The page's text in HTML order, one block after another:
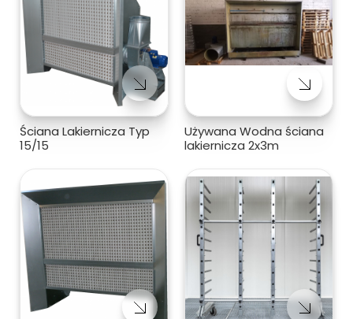
Ściana Lakiernicza Typ
15/15
Używana Wodna ściana
lakiernicza 2x3m